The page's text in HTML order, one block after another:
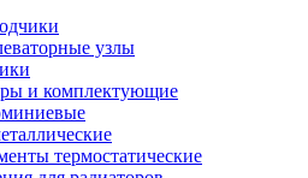
узлы
и комплектующие
термостатические